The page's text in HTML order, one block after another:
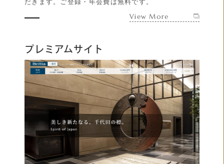
だきます。ご登録・年会費は無料です。
View More
プレミアムサイト